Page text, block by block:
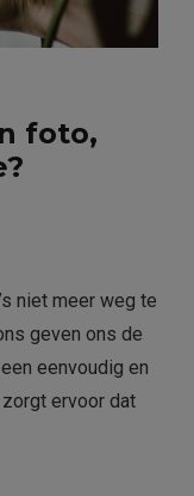
foto,
niet meer weg te
geven ons de
eenvoudig en
ervoor dat